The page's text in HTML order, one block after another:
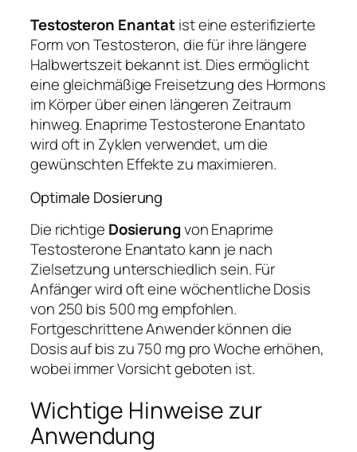
Testosteron Enantatist eine esterifizierte
Form von Testosteron, die für ihre längere
Halbwertszeit bekannt ist. Dies ermöglicht
eine gleichmäßige Freisetzung des Hormons
im Körper über einen längeren Zeitraum
hinweg. Enaprime Testosterone Enantato
wird oft in Zyklen verwendet, um die
gewünschten Effekte zu maximieren.
Optimale Dosierung
Die richtige Dosierungvon Enaprime
Testosterone Enantato kann je nach
Zielsetzung unterschiedlich sein. Für
Anfänger wird oft eine wöchentliche Dosis
von 250 bis 500 mg empfohlen.
Fortgeschrittene Anwender können die
Dosis auf bis zu 750 mg pro Woche erhöhen,
wobei immer Vorsicht geboten ist.
Wichtige Hinweise zur
Anwendung